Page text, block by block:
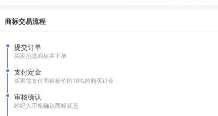
商标交易流程
提交订单
买家挑选商标并下单
支付定金
买家需支付商标标价的10%的购买订金
审核确认
经纪人审核确认商标状态